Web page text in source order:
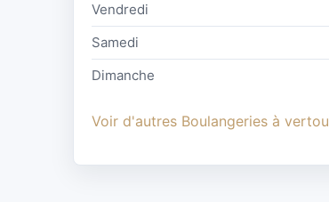
Vendredi
Samedi
Dimanche
Voir d'autres Boulangeries à vertou